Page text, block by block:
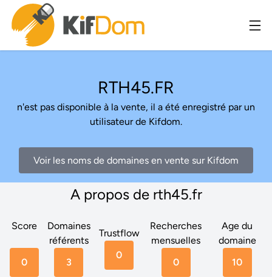
RTH45.FR
n'est pas disponible à la vente, il a été enregistré par un
utilisateur de Kifdom.
Voir les noms de domaines en vente sur Kifdom
A propos de rth45.fr
Score
0
Domaines
référents
3
Trustflow
0
Recherches
mensuelles
0
Age du
domaine
10